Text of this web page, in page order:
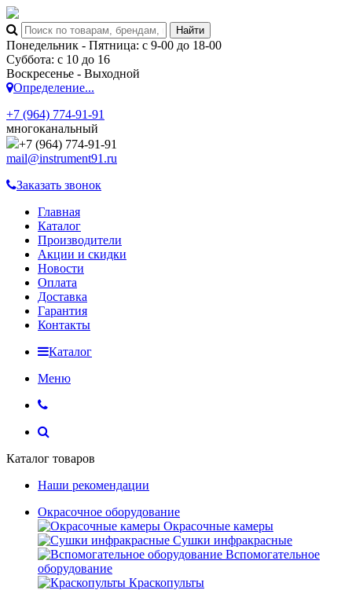
Понедельник - Пятница: с 9-00 до 18-00
Суббота: с 10 до 16
Воскресенье - Выходной
Определение...
+7 (964) 774-91-91
многоканальный
+7 (964) 774-91-91
mail@instrument91.ru
Заказать звонок
Главная
Каталог
Производители
Акции и скидки
Новости
Оплата
Доставка
Гарантия
Контакты
Каталог
Меню
Каталог товаров
Наши рекомендации
Окрасочное оборудование
Окрасочные камеры
Сушки инфракрасные
Вспомогательное
оборудование
Краскопульты